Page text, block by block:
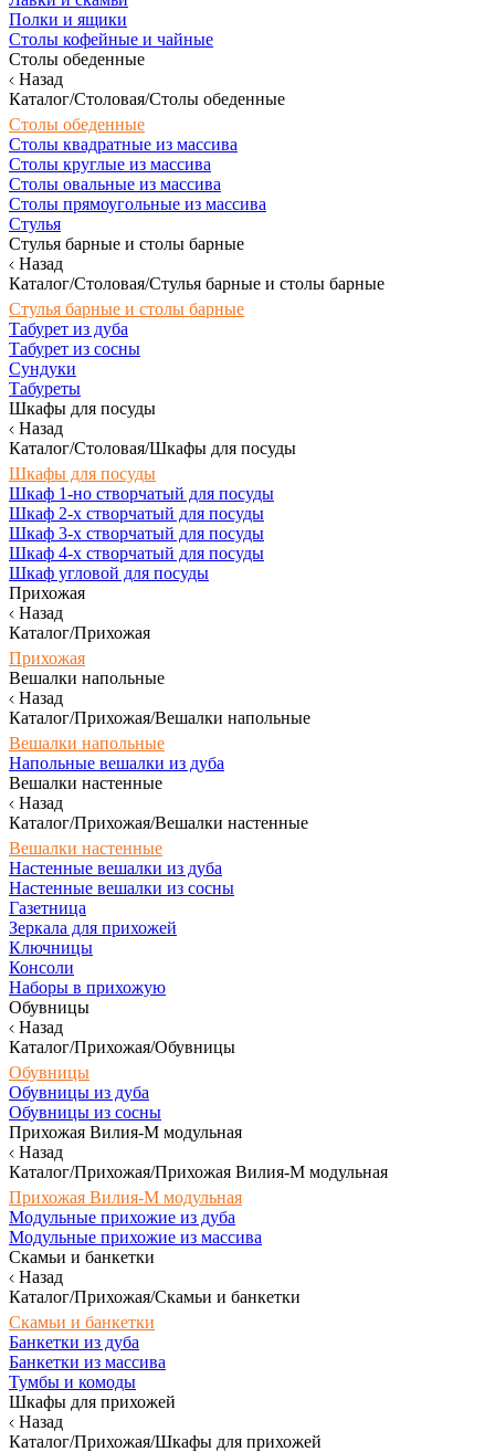
Полки и ящики
Столы кофейные и чайные
Столы обеденные
Назад
Каталог/Столовая/Столы обеденные
Столы обеденные
Столы квадратные из массива
Столы круглые из массива
Столы овальные из массива
Столы прямоугольные из массива
Стулья
Стулья барные и столы барные
Назад
Каталог/Столовая/Стулья барные и столы барные
Стулья барные и столы барные
Табурет из дуба
Табурет из сосны
Сундуки
Табуреты
Шкафы для посуды
Назад
Каталог/Столовая/Шкафы для посуды
Шкафы для посуды
Шкаф 1-но створчатый для посуды
Шкаф 2-х створчатый для посуды
Шкаф 3-х створчатый для посуды
Шкаф 4-х створчатый для посуды
Шкаф угловой для посуды
Прихожая
Назад
Каталог/Прихожая
Прихожая
Вешалки напольные
Назад
Каталог/Прихожая/Вешалки напольные
Вешалки напольные
Напольные вешалки из дуба
Вешалки настенные
Назад
Каталог/Прихожая/Вешалки настенные
Вешалки настенные
Настенные вешалки из дуба
Настенные вешалки из сосны
Газетница
Зеркала для прихожей
Ключницы
Консоли
Наборы в прихожую
Обувницы
Назад
Каталог/Прихожая/Обувницы
Обувницы
Обувницы из дуба
Обувницы из сосны
Прихожая Вилия-М модульная
Назад
Каталог/Прихожая/Прихожая Вилия-М модульная
Прихожая Вилия-М модульная
Модульные прихожие из дуба
Модульные прихожие из массива
Скамьи и банкетки
Назад
Каталог/Прихожая/Скамьи и банкетки
Скамьи и банкетки
Банкетки из дуба
Банкетки из массива
Тумбы и комоды
Шкафы для прихожей
Назад
Каталог/Прихожая/Шкафы для прихожей